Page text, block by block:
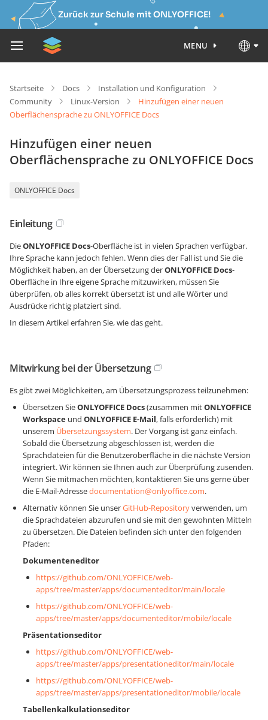
Zurück zur Schule mit ONLYOFFICE!
MENU
Startseite Docs
Installation und Konfiguration
Community
Linux-Version
Hinzufügen einer neuen
Oberflächensprache zu ONLYOFFICE Docs
Hinzufügen einer neuen
Oberflächensprache zu ONLYOFFICE Docs
ONLYOFFICE Docs
Einleitung
DieONLYOFFICE Docs-Oberfläche ist in vielen Sprachen verfügbar.
Ihre Sprache kann jedoch fehlen. Wenn dies der Fall ist und Sie die
Möglichkeit haben, an der Übersetzung derONLYOFFICE Docs-
Oberfläche in Ihre eigene Sprache mitzuwirken, müssen Sie
überprüfen, ob alles korrekt übersetzt ist und alle Wörter und
Ausdrücke richtig platziert sind.
In diesem Artikel erfahren Sie, wie das geht.
Mitwirkung bei der Übersetzung
Es gibt zwei Möglichkeiten, am Übersetzungsprozess teilzunehmen:
Übersetzen SieONLYOFFICE Docs(zusammen mitONLYOFFICE
Workspace und ONLYOFFICE E-Mail, falls erforderlich) mit
unserem Übersetzungssystem. Der Vorgang ist ganz einfach.
Sobald die Übersetzung abgeschlossen ist, werden die
Sprachdateien für die Benutzeroberfläche in die nächste Version
integriert. Wir können sie Ihnen auch zur Überprüfung zusenden.
Wenn Sie mitmachen möchten, kontaktieren Sie uns gerne über
die E-Mail-Adressedocumentation@onlyoffice.com.
Alternativ können Sie unserGitHub-Repositoryverwenden, um
die Sprachdateien abzurufen und sie mit den gewohnten Mitteln
zu übersetzen. Die Dateien befinden sich unter den folgenden
Pfaden:
Dokumenteneditor
https://github.com/ONLYOFFICE/web-
apps/tree/master/apps/documenteditor/main/locale
https://github.com/ONLYOFFICE/web-
apps/tree/master/apps/documenteditor/mobile/locale
Präsentationseditor
https://github.com/ONLYOFFICE/web-
apps/tree/master/apps/presentationeditor/main/locale
https://github.com/ONLYOFFICE/web-
apps/tree/master/apps/presentationeditor/mobile/locale
Tabellenkalkulationseditor